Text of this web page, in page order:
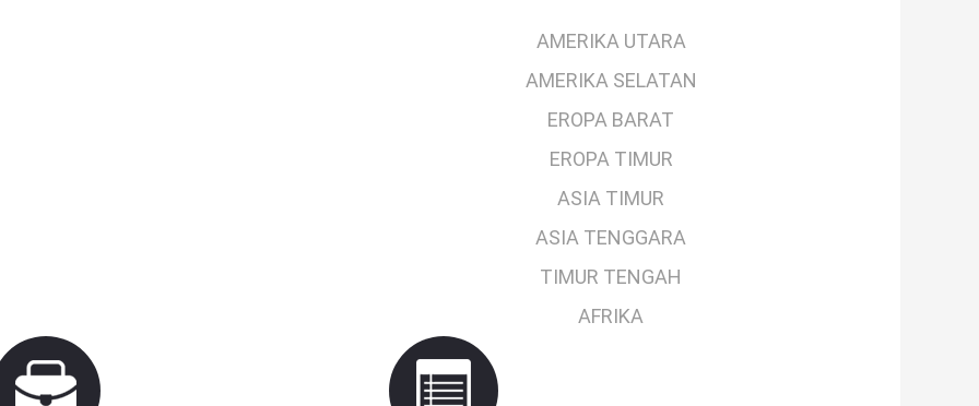
AMERIKA UTARA
AMERIKA SELATAN
EROPA BARAT
EROPA TIMUR
ASIA TIMUR
ASIA TENGGARA
TIMUR TENGAH
AFRIKA